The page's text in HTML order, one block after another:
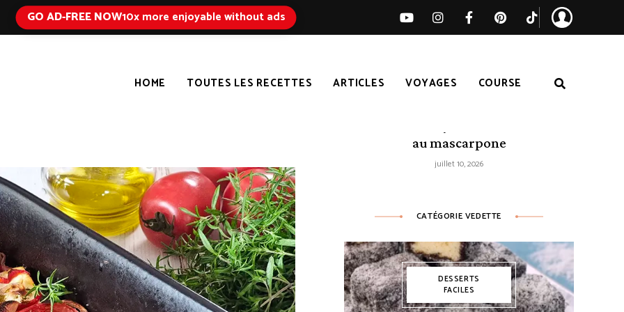
GO AD-FREE NOW10x more enjoyable without ads
HOME TOUTES LES RECETTES ARTICLES VOYAGES COURSE
au mascarpone
juillet 10, 2026
CATÉGORIE VEDETTE
DESSERTS
FACILES